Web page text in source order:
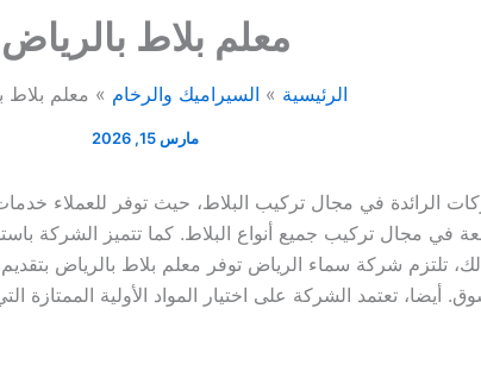
معلم بلاط بالرياض
الرئيسية السيراميك والرخام معلم بلاط
مارس 15, 2026
الرائدة في مجال تركيب البلاط، حيث توفر للعملاء
في مجال تركيب جميع أنواع البلاط. كما تتميز الشركة
تلتزم شركة سماء الرياض توفر معلم بلاط بالرياض بتقديم
تعتمد الشركة على اختيار المواد الأولية الممتازة